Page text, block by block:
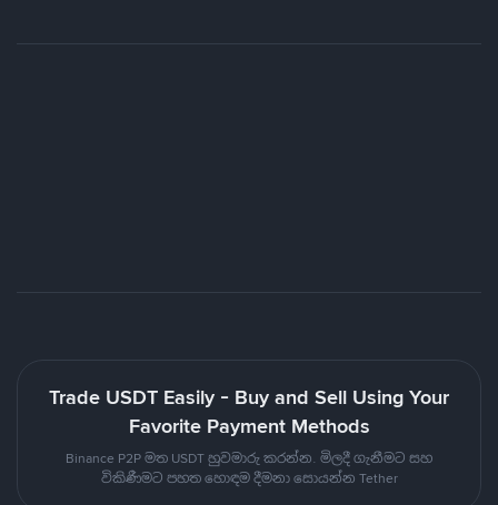
Trade USDT Easily - Buy and Sell Using Your
Favorite Payment Methods
Binance P2P මත USDT හුවමාරු කරන්න. මිලදී ගැනීමට සහ
විකිණීමට පහත හොඳම දීමනා සොයන්න Tether